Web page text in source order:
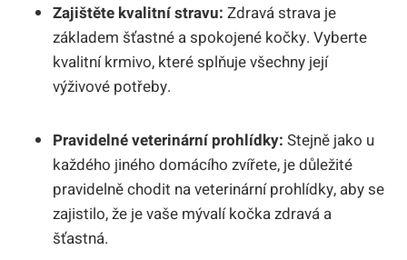
Zajištěte kvalitní stravu: Zdravá strava je
základem šťastné a spokojené kočky. Vyberte
kvalitní krmivo, které splňuje všechny její
výživové potřeby.
Pravidelné veterinární prohlídky: Stejně jako u
každého jiného domácího zvířete, je důležité
pravidelně chodit na veterinární prohlídky, aby se
zajistilo, že je vaše mývalí kočka zdravá a
šťastná.